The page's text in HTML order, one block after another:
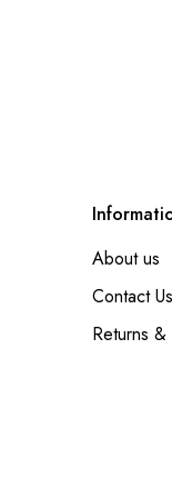
About us
Contact Us
Returns